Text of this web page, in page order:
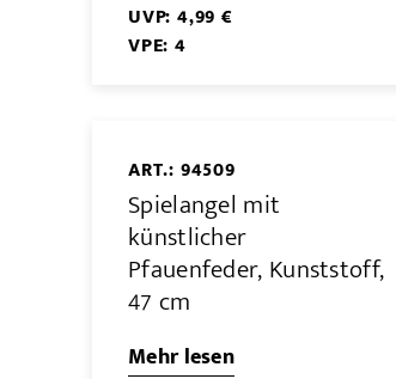
UVP: 4,99 €
VPE: 4
ART.: 94509
Spielangel mit
künstlicher
Pfauenfeder, Kunststoff,
47 cm
Mehr lesen